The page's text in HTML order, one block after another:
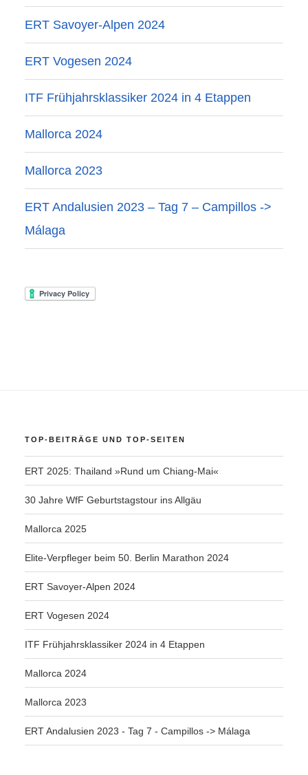
ERT Savoyer-Alpen 2024
ERT Vogesen 2024
ITF Frühjahrsklassiker 2024 in 4 Etappen
Mallorca 2024
Mallorca 2023
ERT Andalusien 2023 – Tag 7 – Campillos ->
Málaga
TOP-BEITRÄGE UND TOP-SEITEN
ERT 2025: Thailand »Rund um Chiang-Mai«
30 Jahre WfF Geburtstagstour ins Allgäu
Mallorca 2025
Elite-Verpfleger beim 50. Berlin Marathon 2024
ERT Savoyer-Alpen 2024
ERT Vogesen 2024
ITF Frühjahrsklassiker 2024 in 4 Etappen
Mallorca 2024
Mallorca 2023
ERT Andalusien 2023 - Tag 7 - Campillos -> Málaga